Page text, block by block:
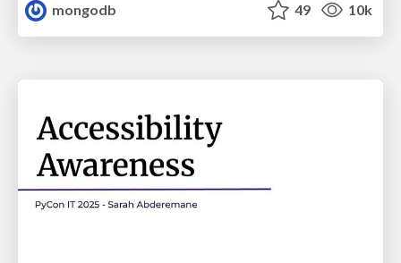
mongodb
49 10k